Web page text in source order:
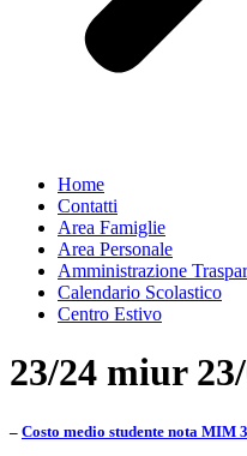
Home
Contatti
Area Famiglie
Area Personale
Amministrazione
Calendario Scolastico
Centro Estivo
23/24 miur
– Costo medio studente nota MIM